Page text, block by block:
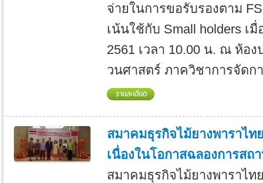
จ่ายในการขอรับรองตาม
เน้นใช้กับ Small holders เ
2561 เวลา 10.00 น. ณ ห้อ
วนศาสตร์ ภาควิชาการจัดก
สมาคมธุรกิจไม้ยางพาราไท
เนื่องในโอกาสฉลองการส
สมาคมธุรกิจไม้ยางพาราไ